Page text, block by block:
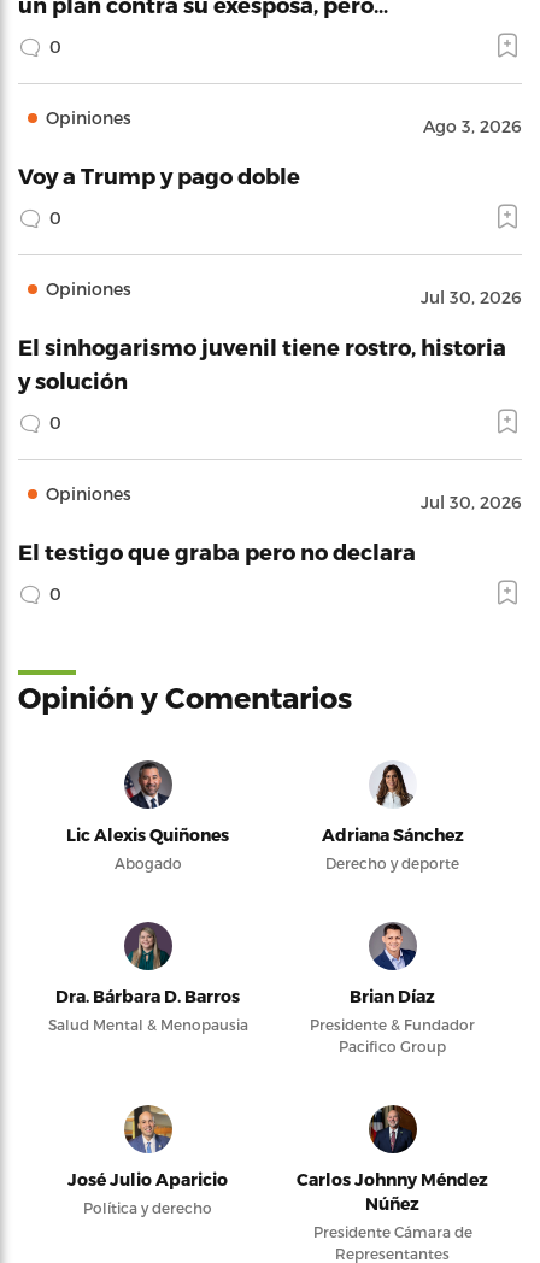
0
Opiniones Ago 3, 2026
Voy a Trump y pago doble
0
Opiniones Jul 30, 2026
El sinhogarismo juvenil tiene rostro, historia
y solución
0
Opiniones Jul 30, 2026
El testigo que graba pero no declara
0
Opinión y Comentarios
Lic Alexis Quiñones
Abogado
Adriana Sánchez
Derecho y deporte
Dra. Bárbara D. Barros
Salud Mental & Menopausia
Brian Díaz
Presidente & Fundador
Pacifico Group
José Julio Aparicio
Política y derecho
Carlos Johnny Méndez
Núñez
Presidente Cámara de
Representantes